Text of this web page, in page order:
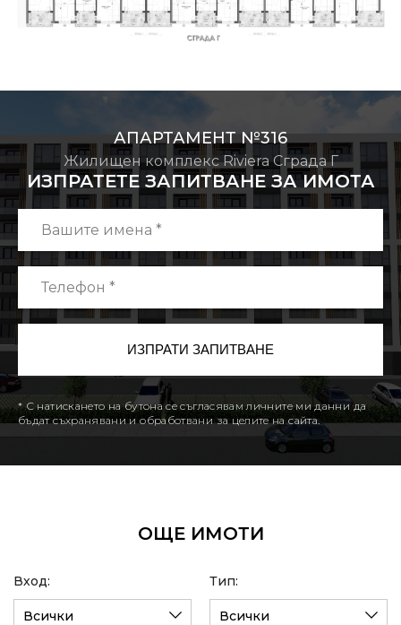
АПАРТАМЕНТ №316
Жилищен комплекс Riviera Сграда Г
ИЗПРАТЕТЕ ЗАПИТВАНЕ ЗА ИМОТА
* С натискането на бутона се съгласявам личните ми данни да
бъдат съхранявани и обработвани за целите на сайта.
ОЩЕ ИМОТИ
Вход:
Всички
Тип:
Всички